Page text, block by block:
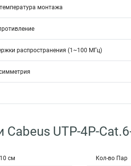
монтажа
распространения (1~100 МГц)
UTP-4P-
10 см Кол-во Пар